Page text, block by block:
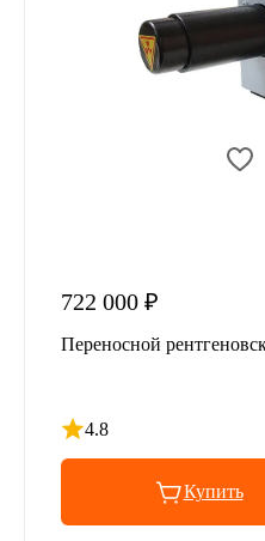
722 000 ₽
Переносной
4.8
Рейтинг 4.8 из 5
Купить